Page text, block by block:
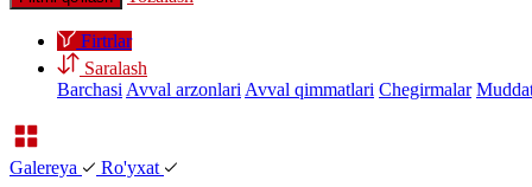
Firtrlar
Saralash
Barchasi Avval arzonlari Avval qimmatlari Chegirmalar
Galereya
Ro'yxat